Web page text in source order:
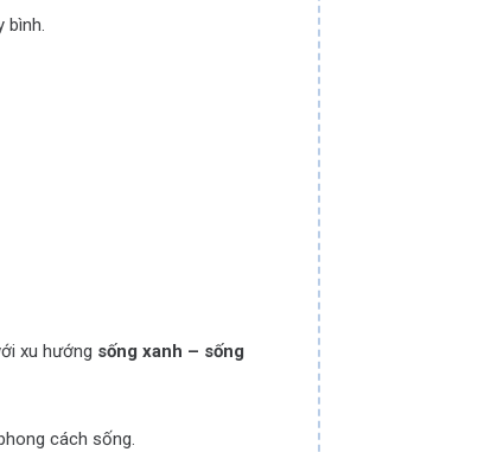
bình.
xu hướng sống xanh – sống
cách sống.